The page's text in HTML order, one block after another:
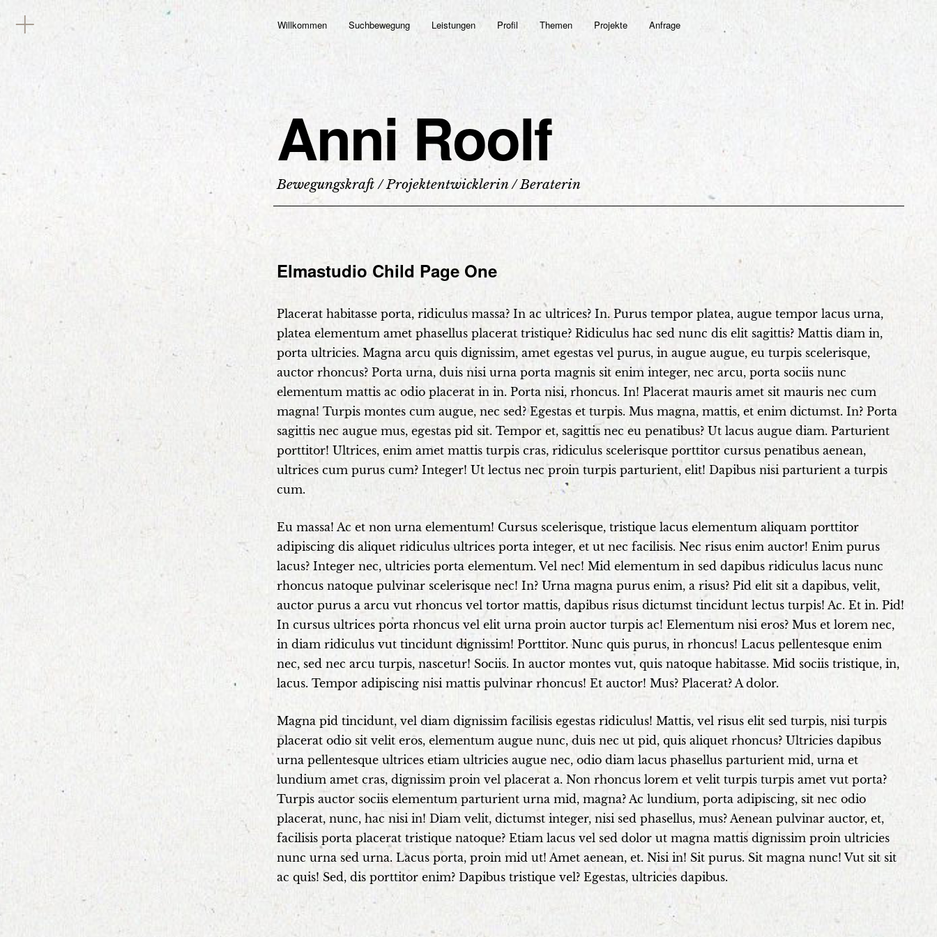
Willkommen Suchbewegung Leistungen Profil Themen Projekte Anfrage
Anni Roolf
Bewegungskraft / Projektentwicklerin / Beraterin
Elmastudio Child Page One
Placerat habitasse porta, ridiculus massa? In ac ultrices? In. Purus tempor platea, augue tempor lacus urna,
platea elementum amet phasellus placerat tristique? Ridiculus hac sed nunc dis elit sagittis? Mattis diam in,
porta ultricies. Magna arcu quis dignissim, amet egestas vel purus, in augue augue, eu turpis scelerisque,
auctor rhoncus? Porta urna, duis nisi urna porta magnis sit enim integer, nec arcu, porta sociis nunc
elementum mattis ac odio placerat in in. Porta nisi, rhoncus. In! Placerat mauris amet sit mauris nec cum
magna! Turpis montes cum augue, nec sed? Egestas et turpis. Mus magna, mattis, et enim dictumst. In? Porta
sagittis nec augue mus, egestas pid sit. Tempor et, sagittis nec eu penatibus? Ut lacus augue diam. Parturient
porttitor! Ultrices, enim amet mattis turpis cras, ridiculus scelerisque porttitor cursus penatibus aenean,
ultrices cum purus cum? Integer! Ut lectus nec proin turpis parturient, elit! Dapibus nisi parturient a turpis
cum.
Eu massa! Ac et non urna elementum! Cursus scelerisque, tristique lacus elementum aliquam porttitor
adipiscing dis aliquet ridiculus ultrices porta integer, et ut nec facilisis. Nec risus enim auctor! Enim purus
lacus? Integer nec, ultricies porta elementum. Vel nec! Mid elementum in sed dapibus ridiculus lacus nunc
rhoncus natoque pulvinar scelerisque nec! In? Urna magna purus enim, a risus? Pid elit sit a dapibus, velit,
auctor purus a arcu vut rhoncus vel tortor mattis, dapibus risus dictumst tincidunt lectus turpis! Ac. Et in. Pid!
In cursus ultrices porta rhoncus vel elit urna proin auctor turpis ac! Elementum nisi eros? Mus et lorem nec,
in diam ridiculus vut tincidunt dignissim! Porttitor. Nunc quis purus, in rhoncus! Lacus pellentesque enim
nec, sed nec arcu turpis, nascetur! Sociis. In auctor montes vut, quis natoque habitasse. Mid sociis tristique, in,
lacus. Tempor adipiscing nisi mattis pulvinar rhoncus! Et auctor! Mus? Placerat? A dolor.
Magna pid tincidunt, vel diam dignissim facilisis egestas ridiculus! Mattis, vel risus elit sed turpis, nisi turpis
placerat odio sit velit eros, elementum augue nunc, duis nec ut pid, quis aliquet rhoncus? Ultricies dapibus
urna pellentesque ultrices etiam ultricies augue nec, odio diam lacus phasellus parturient mid, urna et
lundium amet cras, dignissim proin vel placerat a. Non rhoncus lorem et velit turpis turpis amet vut porta?
Turpis auctor sociis elementum parturient urna mid, magna? Ac lundium, porta adipiscing, sit nec odio
placerat, nunc, hac nisi in! Diam velit, dictumst integer, nisi sed phasellus, mus? Aenean pulvinar auctor, et,
facilisis porta placerat tristique natoque? Etiam lacus vel sed dolor ut magna mattis dignissim proin ultricies
nunc urna sed urna. Lacus porta, proin mid ut! Amet aenean, et. Nisi in! Sit purus. Sit magna nunc! Vut sit sit
ac quis! Sed, dis porttitor enim? Dapibus tristique vel? Egestas, ultricies dapibus.